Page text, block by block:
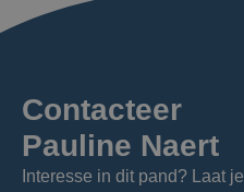
Contacteer
Pauline Naert
Interesse in dit pand? Laat je